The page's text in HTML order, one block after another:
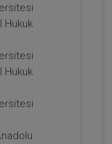
Hukuk
Hukuk